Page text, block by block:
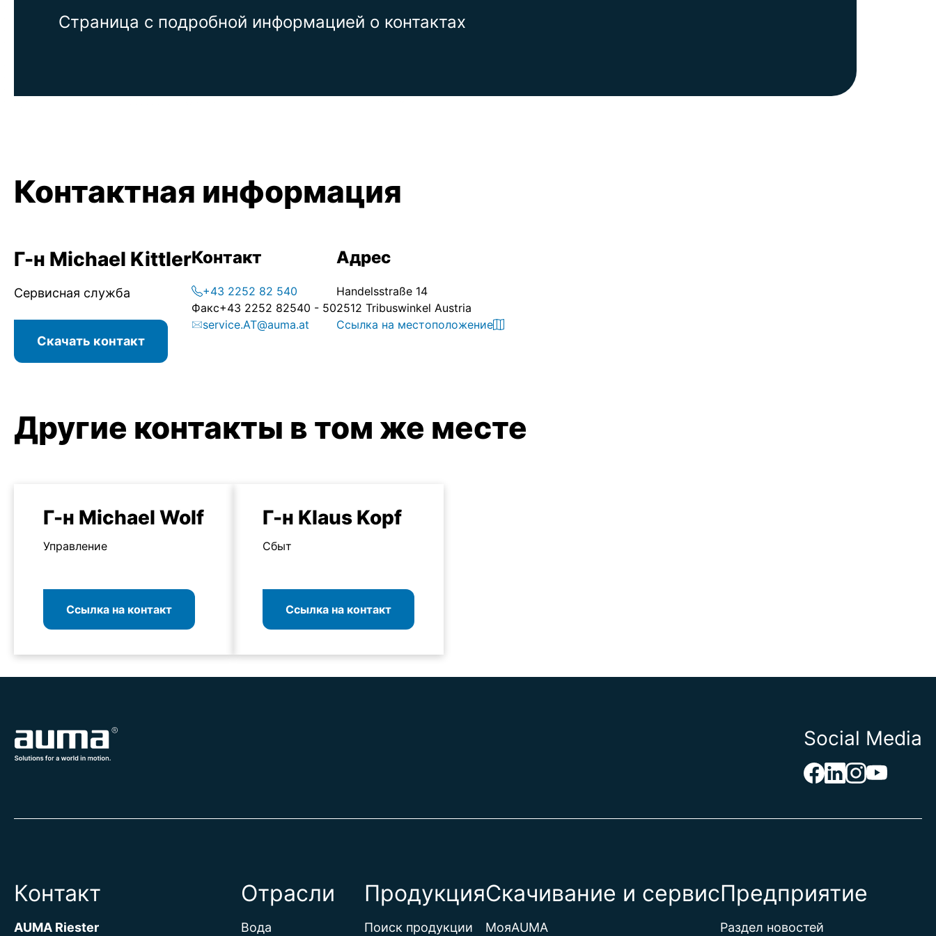
Страница с подробной информацией о контактах
Контактная информация
Г-н Michael Kittler
Сервисная служба
Скачать контакт
Контакт
+43 2252 82 540
Факс+43 2252 82540 - 50
service.AT@auma.at
Адрес
Handelsstraße 14
2512 Tribuswinkel Austria
Ссылка на местоположение
Другие контакты в том же месте
Г-н Michael Wolf
Управление
Ссылка на контакт
Г-н Klaus Kopf
Сбыт
Ссылка на контакт
Social Media
Контакт
AUMA Riester
Отрасли
Вода
Продукция
Поиск продукции
Скачивание и сервис
МояAUMA
Предприятие
Раздел новостей